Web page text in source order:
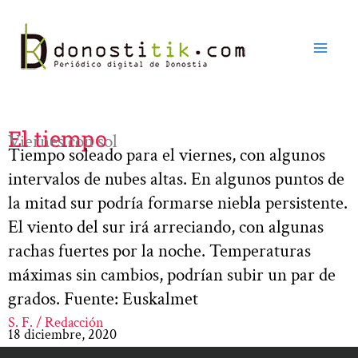
contenido
El tiempo
Viernes con sol
Tiempo soleado para el viernes, con algunos
intervalos de nubes altas. En algunos puntos de
la mitad sur podría formarse niebla persistente.
El viento del sur irá arreciando, con algunas
rachas fuertes por la noche. Temperaturas
máximas sin cambios, podrían subir un par de
grados. Fuente: Euskalmet
S. F. / Redacción
18 diciembre, 2020